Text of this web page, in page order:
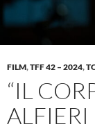
FILM,TFF 42 – 2024,
“IL
ALFIERI